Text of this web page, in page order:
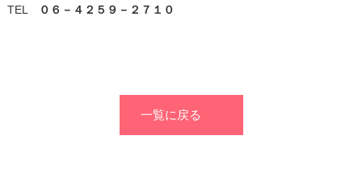
TEL
０６－４２５９－２７１０
一覧に戻る